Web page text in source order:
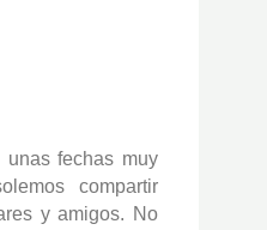
unas fechas muy
compartir
y amigos. No